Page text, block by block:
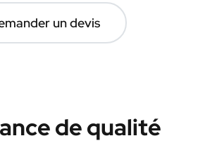
un devis
de qualité